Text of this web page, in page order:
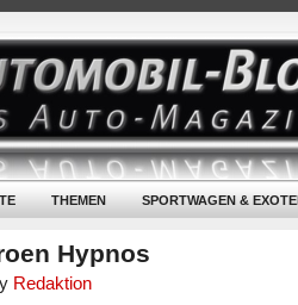
THEMEN SPORTWAGEN &
Hypnos
Redaktion